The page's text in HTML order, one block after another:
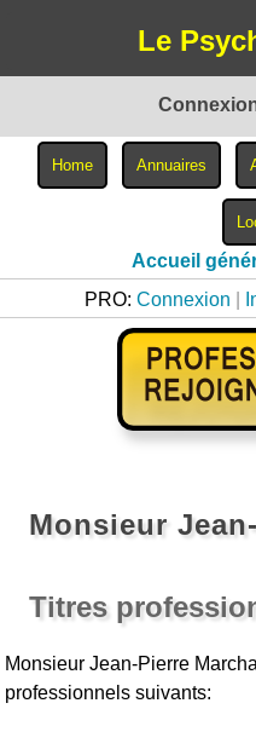
Le
Accueil
PRO: Connexion
Monsieur
Titres
Monsieur Jean-Pierre
professionnels suivants: